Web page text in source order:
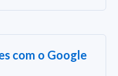
com o Google